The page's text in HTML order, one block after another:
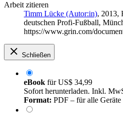
Arbeit zitieren
Timm Lücke (Autor:in), 2013,
deutschen Profi-Fußball,
https://www.grin.com/
Schließen
eBook fürUS$ 34,99
Sofort herunterladen. Inkl.
Format: PDF – für alle Geräte